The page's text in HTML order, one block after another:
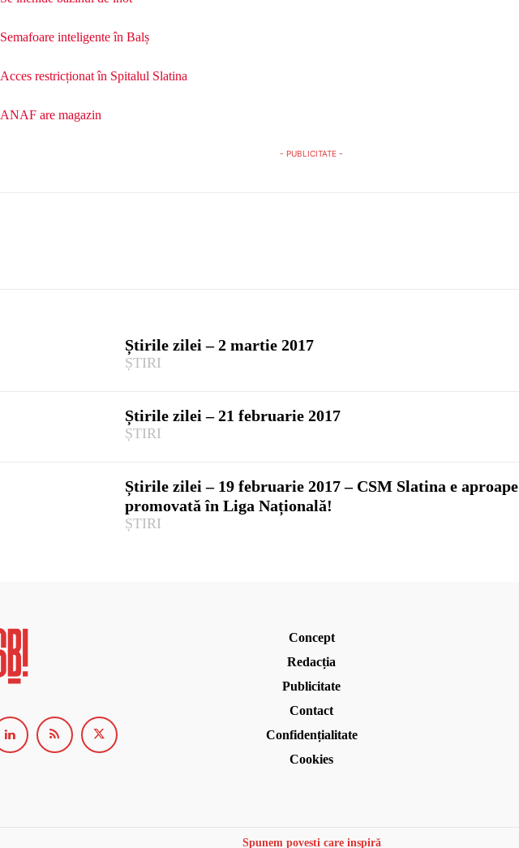
Semafoare inteligente în Balș
Acces restricționat în Spitalul Slatina
ANAF are magazin
- PUBLICITATE -
Știrile zilei – 2 martie 2017
ȘTIRI
Știrile zilei – 21 februarie 2017
ȘTIRI
Știrile zilei – 19 februarie 2017 – CSM Slatina e aproape
promovată în Liga Națională!
ȘTIRI
Concept
Redacția
Publicitate
Contact
Confidențialitate
Cookies
Spunem povești care inspiră